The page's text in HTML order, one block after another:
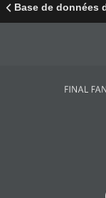
Base de données